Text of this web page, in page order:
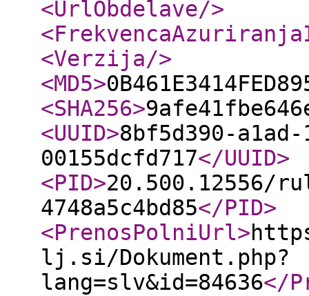
<UrlObdelave/>
<Verzija/>
<MD5>
<SHA256>
<UUID>8bf5d390-
00155dcfd717</UUID>
<PID>20.500.12556/
4748a5c4bd85</PID>
<PrenosPolniUrl>
lj.si/Dokument.php?
lang=slv&id=84636</